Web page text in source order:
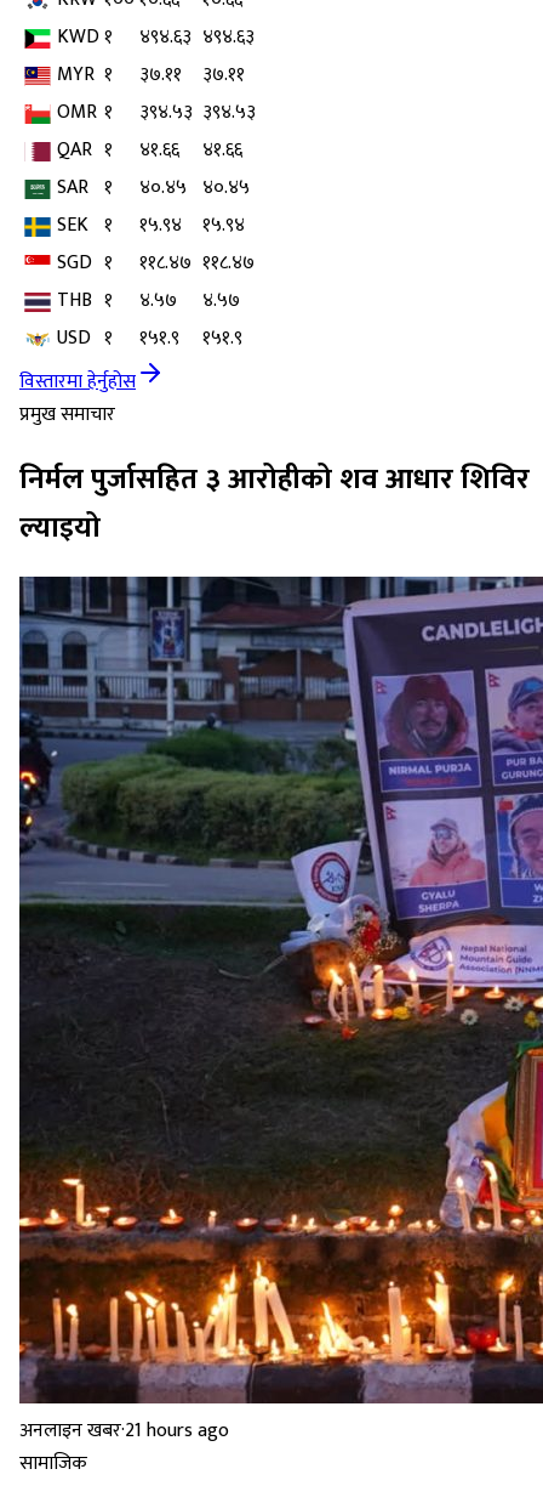
KWD१ ४९४.६३ ४९४.६३
MYR १ ३७.११
३७.११
OMR १ ३९४.५३ ३९४.५३
QAR १ ४१.६६
४१.६६
SAR १ ४०.४५ ४०.४५
SEK १ १५.९४
१५.९४
SGD १ ११८.४७ ११८.४७
THB १ ४.५७
४.५७
USD १ १५१.९
१५१.९
विस्तारमा हेर्नुहोस
प्रमुख समाचार
निर्मल पुर्जासहित ३ आरोहीको शव आधार शिविर
ल्याइयो
अनलाइन खबर·21 hours ago
सामाजिक